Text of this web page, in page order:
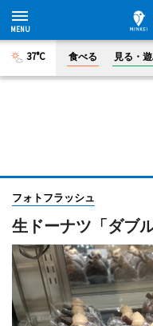
37°C 食べる 見る・
フォトフラッシュ
生ドーナツ「ダブ